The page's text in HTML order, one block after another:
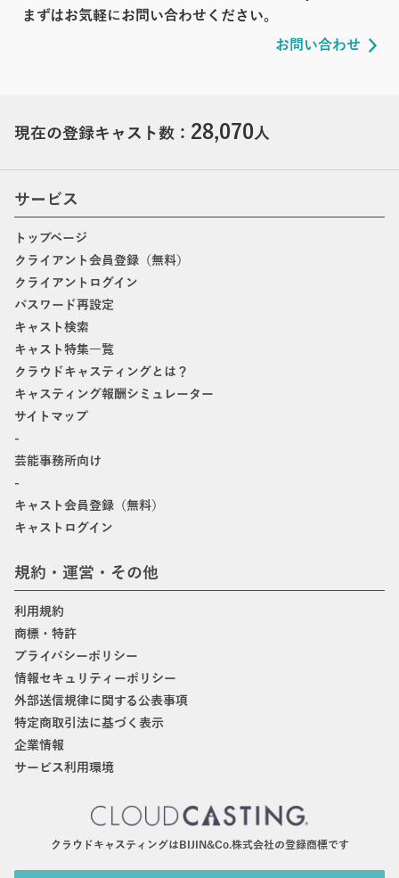
まずはお気軽にお問い合わせください。
お問い合わせ
現在の登録キャスト数： 28,070人
サービス
トップページ
クライアント会員登録（無料）
クライアントログイン
パスワード再設定
キャスト検索
キャスト特集一覧
クラウドキャスティングとは？
キャスティング報酬シミュレーター
サイトマップ
-
芸能事務所向け
-
キャスト会員登録（無料）
キャストログイン
規約・運営・その他
利用規約
商標・特許
プライバシーポリシー
情報セキュリティーポリシー
外部送信規律に関する公表事項
特定商取引法に基づく表示
企業情報
サービス利用環境
クラウドキャスティングはBIJIN&Co.株式会社の登録商標です